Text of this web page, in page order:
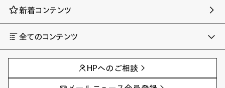
新着コンテンツ
全てのコンテンツ
AIの進化と活用事例
製品トレンド & レビュー
事例
イベントレポート
HPへのご相談